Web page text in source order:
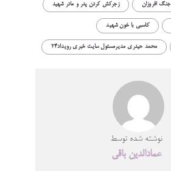
جنگ افروزان زجرکش کردن پدر و مادر شهید
کاسبی با خون شهید
محمد حیدری مدیرمسئول سایت خبری رویداد۲۴
نوشته شده توسط
عمادالدین باقی